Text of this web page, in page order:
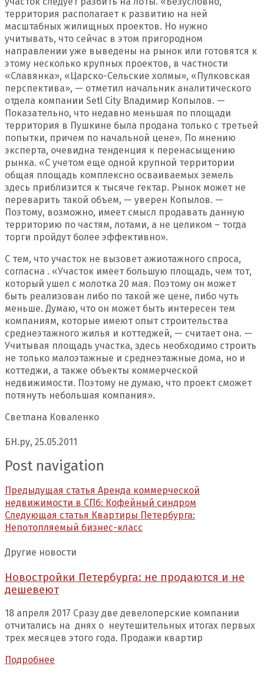
территория располагает к развитию на ней
масштабных жилищных проектов. Но нужно
учитывать, что сейчас в этом пригородном
направлении уже выведены на рынок или готовятся к
этому несколько крупных проектов, в частности
«Славянка», «Царско-Сельские холмы», «Пулковская
перспектива», — отметил начальник аналитического
отдела компании Setl City Владимир Копылов. —
Показательно, что недавно меньшая по площади
территория в Пушкине была продана только с третьей
попытки, причем по начальной цене». По мнению
эксперта, очевидна тенденция к перенасыщению
рынка. «С учетом еще одной крупной территории
общая площадь комплексно осваиваемых земель
здесь приблизится к тысяче гектар. Рынок может не
переварить такой объем, — уверен Копылов. —
Поэтому, возможно, имеет смысл продавать данную
территорию по частям, лотами, а не целиком – тогда
торги пройдут более эффективно».
С тем, что участок не вызовет ажиотажного спроса,
согласна . «Участок имеет большую площадь, чем тот,
который ушел с молотка 20 мая. Поэтому он может
быть реализован либо по такой же цене, либо чуть
меньше. Думаю, что он может быть интересен тем
компаниям, которые имеют опыт строительства
среднеэтажного жилья и коттеджей, — считает она. —
Учитывая площадь участка, здесь необходимо строить
не только малоэтажные и среднеэтажные дома, но и
коттеджи, а также объекты коммерческой
недвижимости. Поэтому не думаю, что проект сможет
потянуть небольшая компания».
Светлана Коваленко
БН.ру, 25.05.2011
Post navigation
Предыдущая статья Аренда коммерческой
недвижимости в СПб: Кофейный синдром
Следующая статья Квартиры Петербурга:
Непотопляемый бизнес-класс
Другие новости
Новостройки Петербурга: не продаются и не
дешевеют
18 апреля 2017 Сразу две девелоперские компании
отчитались на днях о неутешительных итогах первых
трех месяцев этого года. Продажи квартир
Подробнее